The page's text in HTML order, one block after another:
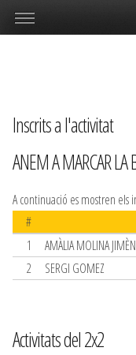
Inscrits a l'activitat
ANEM A MARCAR LA
A continuació es mostren els
#
1
AMÀLIA MOLINA
2
SERGI GOMEZ
Activitats del 2x2